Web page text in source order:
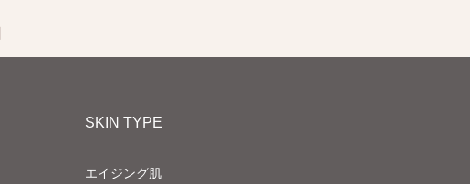
SKIN TYPE
エイジング肌